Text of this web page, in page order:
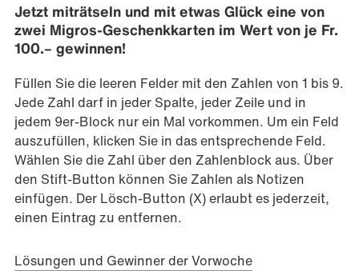
Jetzt miträtseln und mit etwas Glück eine von
zwei Migros-Geschenkkarten im Wert von je Fr.
100.– gewinnen!
Füllen Sie die leeren Felder mit den Zahlen von 1 bis 9.
Jede Zahl darf in jeder Spalte, jeder Zeile und in
jedem 9er-Block nur ein Mal vorkommen. Um ein Feld
auszufüllen, klicken Sie in das entsprechende Feld.
Wählen Sie die Zahl über den Zahlenblock aus. Über
den Stift-Button können Sie Zahlen als Notizen
einfügen. Der Lösch-Button (X) erlaubt es jederzeit,
einen Eintrag zu entfernen.
Lösungen und Gewinner der Vorwoche